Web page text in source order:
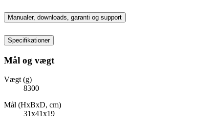
Manualer, downloads, garanti og support
Specifikationer
Mål og vægt
Vægt (g)
8300
Mål (HxBxD, cm)
31x41x19